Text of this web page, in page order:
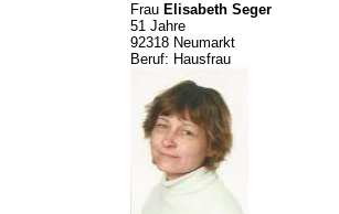
Frau Elisabeth Seger
51 Jahre
92318 Neumarkt
Beruf: Hausfrau